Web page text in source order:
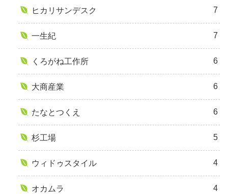
ヒカリサンデスク 7
一生紀 7
くろがね工作所 6
大商産業 6
たなとつくえ 6
杉工場 5
ウィドゥスタイル 4
オカムラ 4